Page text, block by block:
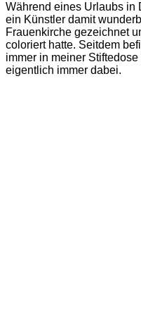
Während eines Urlaubs in
ein Künstler damit
Frauenkirche gezeichnet
coloriert hatte. Seitdem
immer in meiner
eigentlich immer dabei.